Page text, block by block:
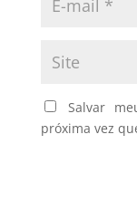
Salvar
próxima vez